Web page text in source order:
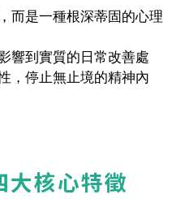
而是一種根深蒂固的心理
響到實質的日常改善處
，停止無止境的精神內
大核心特徵